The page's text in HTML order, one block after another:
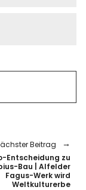
Beitrag
Entscheidung zu
Bau | Alfelder
Fagus-Werk wird
Weltkulturerbe